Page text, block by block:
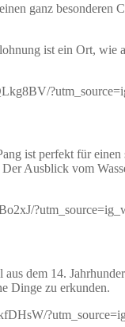
ganz
ist ein Ort,
ist perfekt für
Ausblick vom
dem 14.
Dinge zu erkunden.